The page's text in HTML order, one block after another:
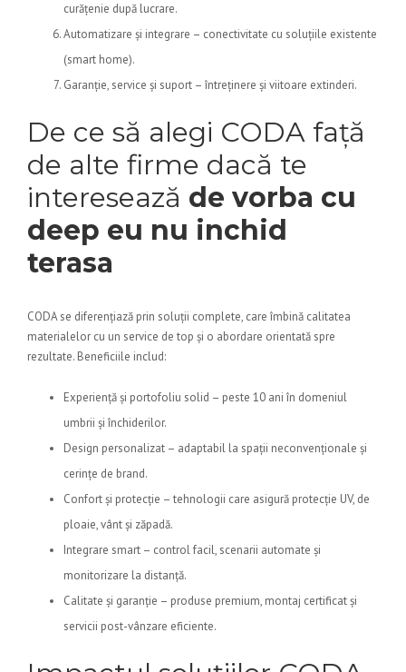
curățenie după lucrare.
Automatizare și integrare – conectivitate cu soluțiile existente
(smart home).
Garanție, service și suport – întreținere și viitoare extinderi.
De ce să alegi CODA față
de alte firme dacă te
interesează de vorba cu
deep eu nu inchid
terasa
CODA se diferențiază prin soluții complete, care îmbină calitatea
materialelor cu un service de top și o abordare orientată spre
rezultate. Beneficiile includ:
Experiență și portofoliu solid – peste 10 ani în domeniul
umbrii și închiderilor.
Design personalizat – adaptabil la spații neconvenționale și
cerințe de brand.
Confort și protecție – tehnologii care asigură protecție UV, de
ploaie, vânt și zăpadă.
Integrare smart – control facil, scenarii automate și
monitorizare la distanță.
Calitate și garanție – produse premium, montaj certificat și
servicii post-vânzare eficiente.